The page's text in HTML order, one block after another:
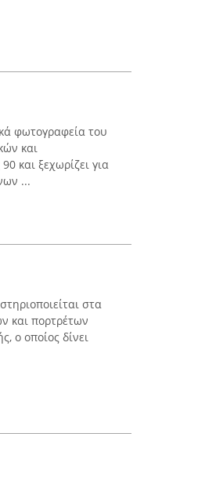
φωτογραφεία του
και
και ξεχωρίζει για
...
στα
και πορτρέτων
ο οποίος δίνει